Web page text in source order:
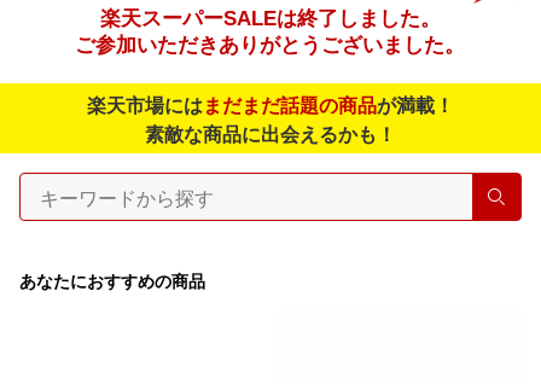
楽天スーパーSALEは終了しました。
ご参加いただきありがとうございました。
楽天市場にはまだまだ話題の商品が満載！
素敵な商品に出会えるかも！
検索
あなたにおすすめの商品